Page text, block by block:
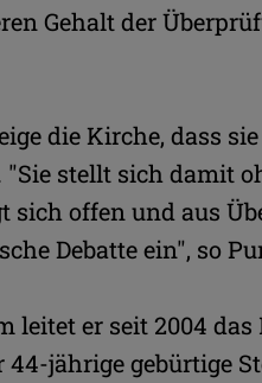
Gehalt der
die Kirche, dass
stellt sich damit
offen und aus
Debatte ein", so
leitet er seit 2004
jährige gebürtige